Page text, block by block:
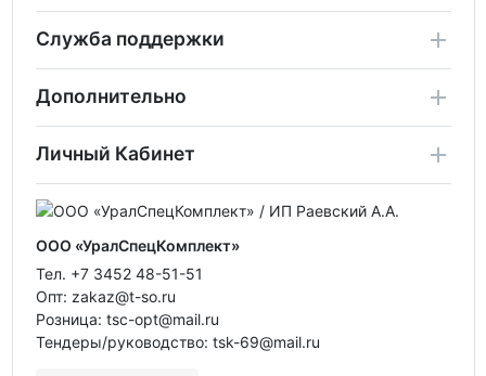
Служба поддержки
Дополнительно
Личный Кабинет
ООО «УралСпецКомплект»
Тел. +7 3452 48-51-51
Опт: zakaz@t-so.ru
Розница: tsc-opt@mail.ru
Тендеры/руководство: tsk-69@mail.ru